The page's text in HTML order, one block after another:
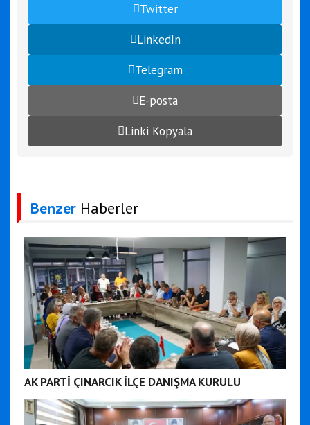
Twitter
LinkedIn
Telegram
E-posta
Linki Kopyala
Benzer Haberler
AK PARTİ ÇINARCIK İLÇE DANIŞMA KURULU